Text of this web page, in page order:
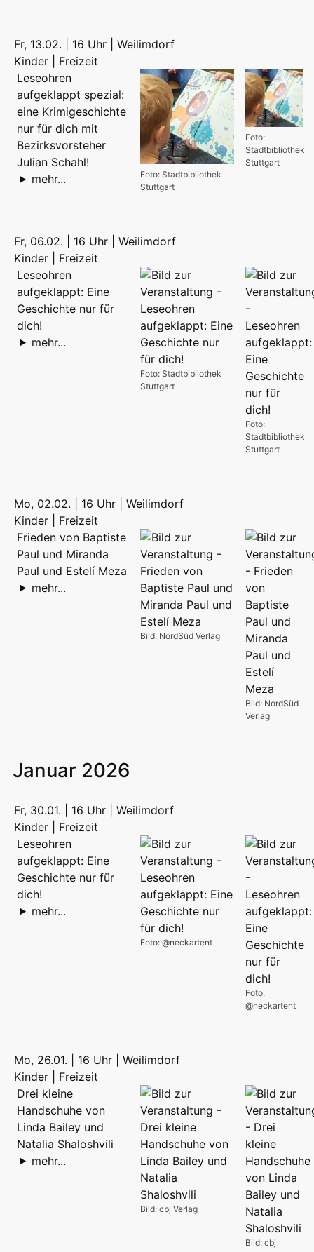
Fr, 13.02. | 16 Uhr | Weilimdorf
Kinder | Freizeit
Foto:
Stadtbibliothek
Stuttgart
Foto: Stadtbibliothek
Stuttgart
Leseohren
aufgeklappt spezial:
eine Krimigeschichte
nur für dich mit
Bezirksvorsteher
Julian Schahl!
mehr...
Fr, 06.02. | 16 Uhr | Weilimdorf
Kinder | Freizeit
Foto:
Stadtbibliothek
Stuttgart
Foto: Stadtbibliothek
Stuttgart
Leseohren
aufgeklappt: Eine
Geschichte nur für
dich!
mehr...
Mo, 02.02. | 16 Uhr | Weilimdorf
Kinder | Freizeit
Bild: NordSüd
Verlag
Bild: NordSüd Verlag
Frieden von Baptiste
Paul und Miranda
Paul und Estelí Meza
mehr...
Januar 2026
Fr, 30.01. | 16 Uhr | Weilimdorf
Kinder | Freizeit
Foto:
@neckartent
Foto: @neckartent
Leseohren
aufgeklappt: Eine
Geschichte nur für
dich!
mehr...
Mo, 26.01. | 16 Uhr | Weilimdorf
Kinder | Freizeit
Bild: cbj
Bild: cbj Verlag
Drei kleine
Handschuhe von
Linda Bailey und
Natalia Shaloshvili
mehr...